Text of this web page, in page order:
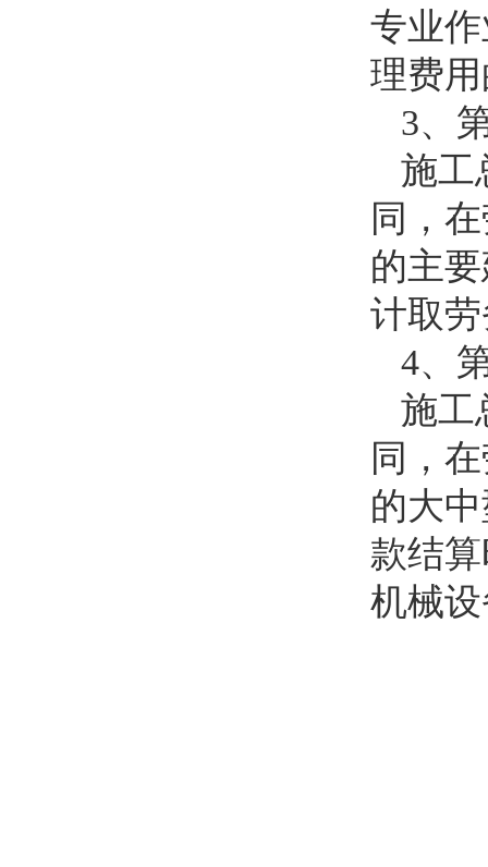
专业
理费
3、
施工
同，
的主
计取
4、
施工
同，
的大
款结
机械